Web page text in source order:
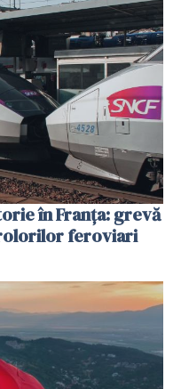
în Franța: grevă
feroviari